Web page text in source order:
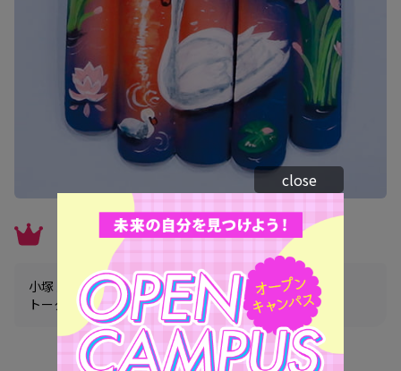
フラットアートネイル部門
小塚 愛理さん（名古屋校）
トータルビューティー科ネイルアートコース 2年
close